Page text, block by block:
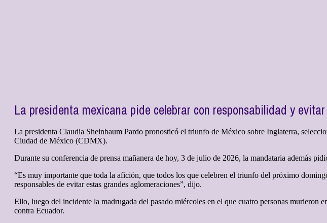
La presidenta mexicana pide celebrar con responsabilidad y
La presidenta Claudia Sheinbaum Pardo pronosticó el triunfo de México sobre Inglaterra,
Ciudad de México (CDMX).
Durante su conferencia de prensa mañanera de hoy, 3 de julio de 2026, la mandataria además
“Es muy importante que toda la afición, que todos los que celebren el triunfo del próximo
responsables de evitar estas grandes aglomeraciones”, dijo.
Ello, luego del incidente la madrugada del pasado miércoles en el que cuatro personas
contra Ecuador.